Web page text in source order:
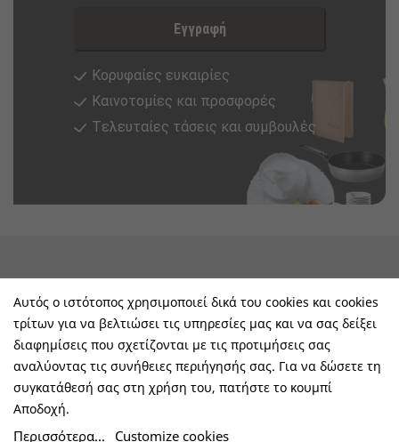
Εγγραφή
Κορυφαίες ευκαιρίες
Καινοτομίες και προσφορές
Tελευταίες τάσεις και συμβουλές
keyboard_arrow_down
E-Shop keyboard_arrow_down
Τα Οφέλη Σας Μαζί Μας keyboard_arrow_down
Ακολουθήστε Μας
Αυτός ο ιστότοπος χρησιμοποιεί δικά του cookies και cookies
τρίτων για να βελτιώσει τις υπηρεσίες μας και να σας δείξει
διαφημίσεις που σχετίζονται με τις προτιμήσεις σας
αναλύοντας τις συνήθειες περιήγησής σας. Για να δώσετε τη
συγκατάθεσή σας στη χρήση του, πατήστε το κουμπί
Αποδοχή.
Περισσότερα... Customize cookies